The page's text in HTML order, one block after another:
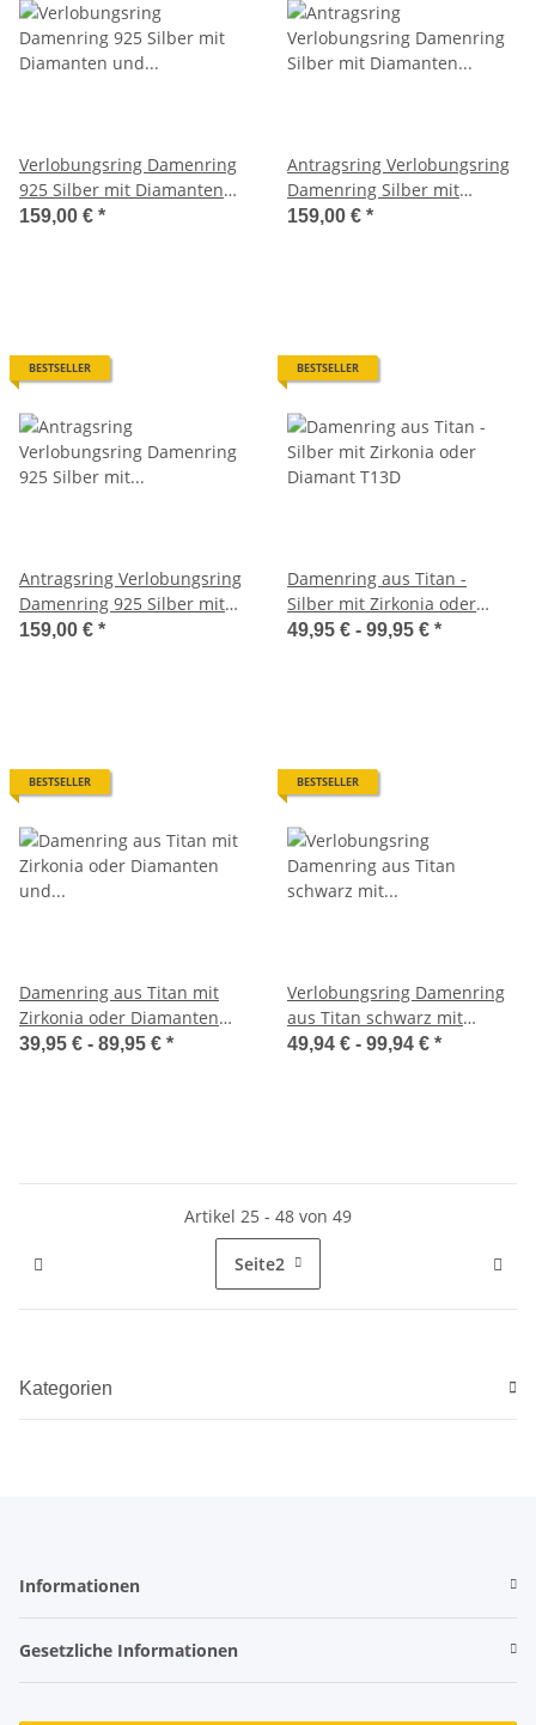
Verlobungsring Damenring
925 Silber mit Diamanten
und Gravur 3EB92
159,00 € *
Antragsring Verlobungsring
Damenring Silber mit
Diamanten und Gravur
159,00 € *
BESTSELLER
Antragsring Verlobungsring
Damenring 925 Silber mit
Diamanten und Gravur
159,00 € *
BESTSELLER
Damenring aus Titan -
Silber mit Zirkonia oder
Diamant T13D
49,95 € - 99,95 € *
BESTSELLER
Damenring aus Titan mit
Zirkonia oder Diamanten
und Lasergravur TB19
39,95 € - 89,95 € *
BESTSELLER
Verlobungsring Damenring
aus Titan schwarz mit
Lasergravur H172
49,94 € - 99,94 € *
Artikel 25 - 48 von 49
Seite2
Kategorien
Informationen
Gesetzliche Informationen